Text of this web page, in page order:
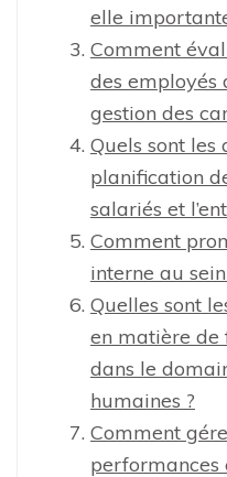
elle
Comment
des employés
gestion des
Quels sont les
planification
salariés et
Comment
interne au
Quelles sont
en matière de
dans le
humaines ?
Comment
performances